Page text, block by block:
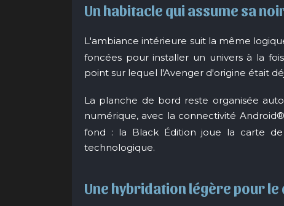
Un habitacle qui assume sa
L'ambiance intérieure suit la même
foncées pour installer un univers à la
point sur lequel l'Avenger d'origine était
La planche de bord reste organisée
numérique, avec la connectivité
fond : la Black Édition joue la carte de
technologique.
Une hybridation légère pour le